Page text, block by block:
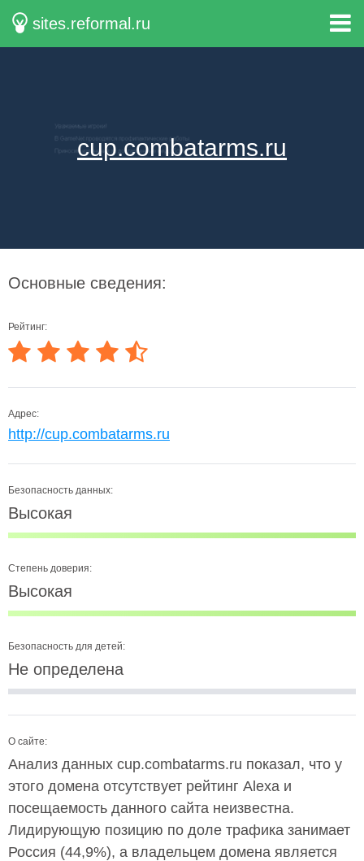
sites.reformal.ru
cup.combatarms.ru
Основные сведения:
Рейтинг:
Адрес:
http://cup.combatarms.ru
Безопасность данных:
Высокая
Степень доверия:
Высокая
Безопасность для детей:
Не определена
О сайте:
Анализ данных cup.combatarms.ru показал, что у
этого домена отсутствует рейтинг Alexa и
посещаемость данного сайта неизвестна.
Лидирующую позицию по доле трафика занимает
Россия (44,9%), а владельцем домена является